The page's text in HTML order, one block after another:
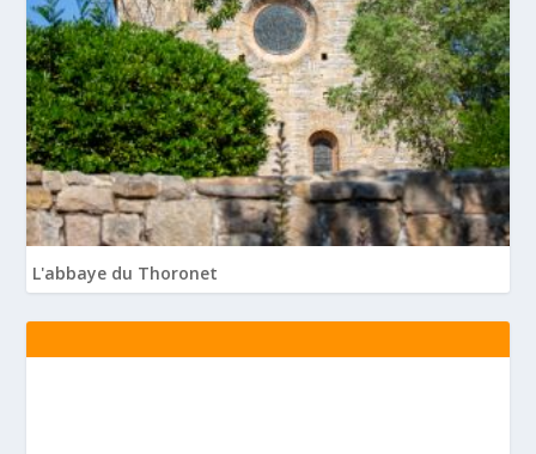
L'abbaye du Thoronet